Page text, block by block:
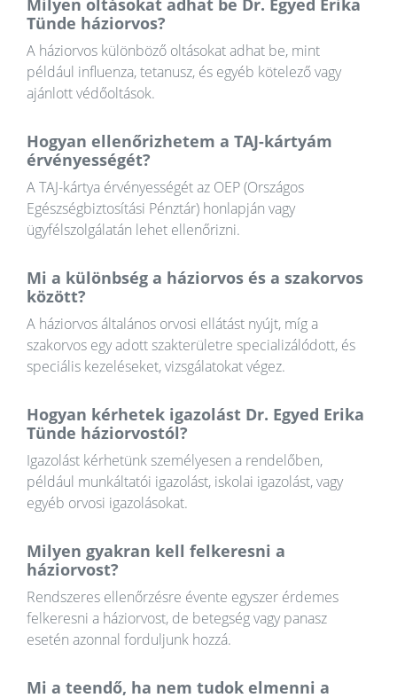
Milyen oltásokat adhat be Dr. Egyed Erika
Tünde háziorvos?
A háziorvos különböző oltásokat adhat be, mint
például influenza, tetanusz, és egyéb kötelező vagy
ajánlott védőoltások.
Hogyan ellenőrizhetem a TAJ-kártyám
érvényességét?
A TAJ-kártya érvényességét az OEP (Országos
Egészségbiztosítási Pénztár) honlapján vagy
ügyfélszolgálatán lehet ellenőrizni.
Mi a különbség a háziorvos és a szakorvos
között?
A háziorvos általános orvosi ellátást nyújt, míg a
szakorvos egy adott szakterületre specializálódott, és
speciális kezeléseket, vizsgálatokat végez.
Hogyan kérhetek igazolást Dr. Egyed Erika
Tünde háziorvostól?
Igazolást kérhetünk személyesen a rendelőben,
például munkáltatói igazolást, iskolai igazolást, vagy
egyéb orvosi igazolásokat.
Milyen gyakran kell felkeresni a
háziorvost?
Rendszeres ellenőrzésre évente egyszer érdemes
felkeresni a háziorvost, de betegség vagy panasz
esetén azonnal forduljunk hozzá.
Mi a teendő, ha nem tudok elmenni a